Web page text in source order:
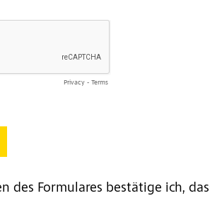
Privacy - Terms
des Formulares bestätige ich,